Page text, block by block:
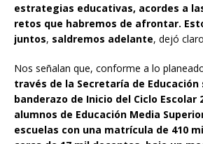
estrategias educativas, acordes a
retos que habremos de afrontar.
juntos, saldremos adelante, dejó
Nos señalan que, conforme a lo
través de la Secretaría de Educación
banderazo de Inicio del Ciclo Escolar
alumnos de Educación Media
escuelas con una matrícula de 410